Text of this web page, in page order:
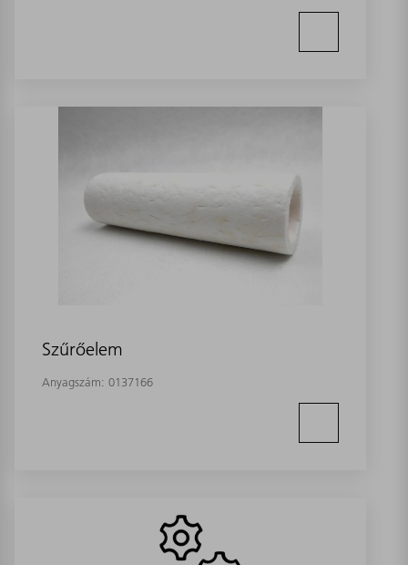
Szűrőelem
Anyagszám: 0137166